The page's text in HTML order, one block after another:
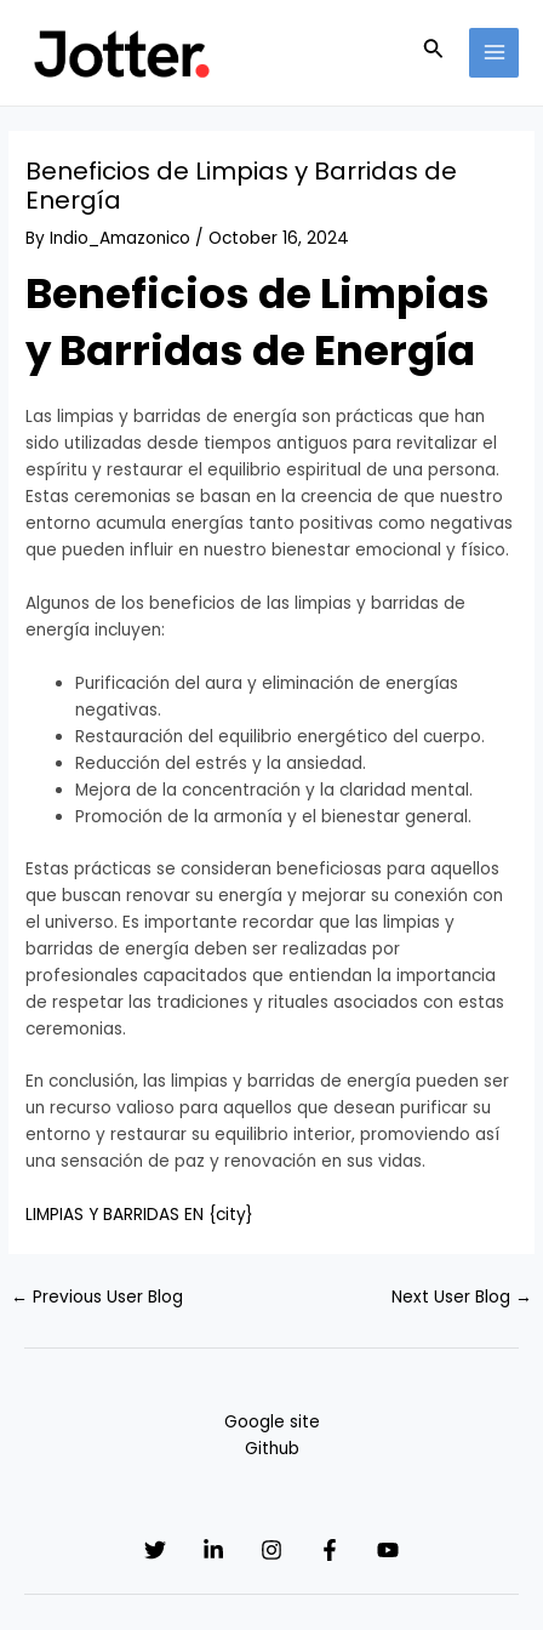
content
Search
Beneficios de Limpias y Barridas de
Energía
ByIndio_Amazonico /October 16, 2024
Beneficios de Limpias
y Barridas de Energía
Las limpias y barridas de energía son prácticas que han
sido utilizadas desde tiempos antiguos para revitalizar el
espíritu y restaurar el equilibrio espiritual de una persona.
Estas ceremonias se basan en la creencia de que nuestro
entorno acumula energías tanto positivas como negativas
que pueden influir en nuestro bienestar emocional y físico.
Algunos de los beneficios de las limpias y barridas de
energía incluyen:
Purificación del aura y eliminación de energías
negativas.
Restauración del equilibrio energético del cuerpo.
Reducción del estrés y la ansiedad.
Mejora de la concentración y la claridad mental.
Promoción de la armonía y el bienestar general.
Estas prácticas se consideran beneficiosas para aquellos
que buscan renovar su energía y mejorar su conexión con
el universo. Es importante recordar que las limpias y
barridas de energía deben ser realizadas por
profesionales capacitados que entiendan la importancia
de respetar las tradiciones y rituales asociados con estas
ceremonias.
En conclusión, las limpias y barridas de energía pueden ser
un recurso valioso para aquellos que desean purificar su
entorno y restaurar su equilibrio interior, promoviendo así
una sensación de paz y renovación en sus vidas.
LIMPIAS Y BARRIDAS EN {city}
navigation
← Previous User Blog Next User Blog →
Google site
Github